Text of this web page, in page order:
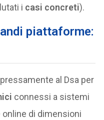
i casi concreti).
piattaforme:
al Dsa per
connessi a sistemi
di dimensioni